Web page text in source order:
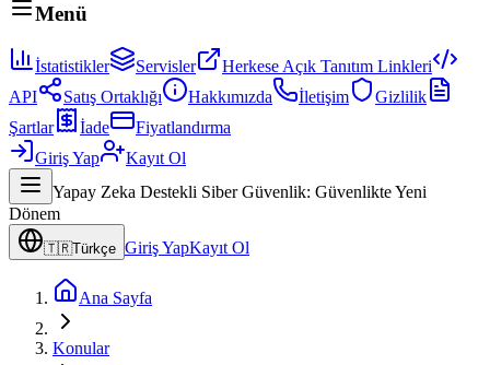
Menü
İstatistikler Servisler
Herkese Açık Tanıtım Linkleri
API
Satış Ortaklığı Hakkımızda İletişim
Gizlilik
Şartlar
İade
Fiyatlandırma
Giriş Yap
Kayıt Ol
Yapay Zeka Destekli Siber Güvenlik: Güvenlikte Yeni
Dönem
🇹🇷Türkçe Giriş YapKayıt Ol
Ana Sayfa
Konular